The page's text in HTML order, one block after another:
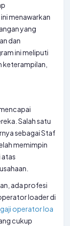
menawarkan
yang
dan
ini meliputi
Salah satu
sebagai Staf
memimpin
atas
ada profesi
loader di
gaji operator loa
cukup